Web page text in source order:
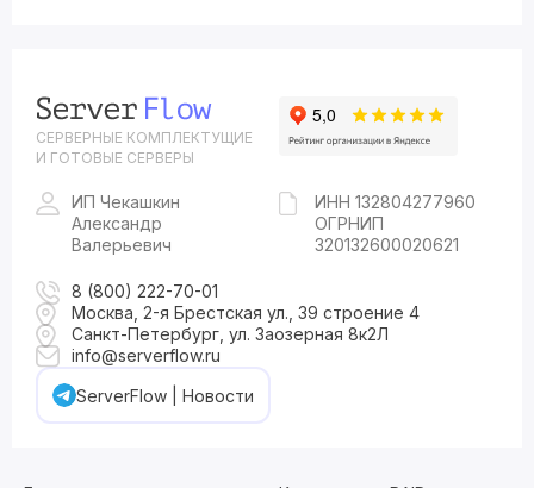
СЕРВЕРНЫЕ КОМПЛЕКТУЩИЕ
И ГОТОВЫЕ СЕРВЕРЫ
ИП Чекашкин
Александр
Валерьевич
ИНН 132804277960
ОГРНИП
320132600020621
8 (800) 222-70-01
Москва, 2-я Брестская ул., 39 строение 4
Санкт-Петербург, ул. Заозерная 8к2Л
info@serverflow.ru
ServerFlow | Новости